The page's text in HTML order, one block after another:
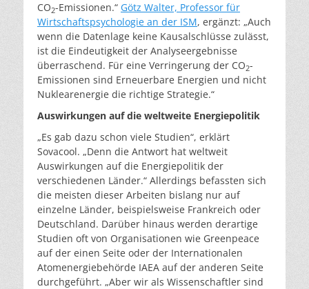
CO2-Emissionen.“ Götz Walter, Professor für
Wirtschaftspsychologie an der ISM, ergänzt: „Auch
wenn die Datenlage keine Kausalschlüsse zulässt,
ist die Eindeutigkeit der Analyseergebnisse
überraschend. Für eine Verringerung der CO2-
Emissionen sind Erneuerbare Energien und nicht
Nuklearenergie die richtige Strategie.“
Auswirkungen auf die weltweite Energiepolitik
„Es gab dazu schon viele Studien“, erklärt
Sovacool. „Denn die Antwort hat weltweit
Auswirkungen auf die Energiepolitik der
verschiedenen Länder.“ Allerdings befassten sich
die meisten dieser Arbeiten bislang nur auf
einzelne Länder, beispielsweise Frankreich oder
Deutschland. Darüber hinaus werden derartige
Studien oft von Organisationen wie Greenpeace
auf der einen Seite oder der Internationalen
Atomenergiebehörde IAEA auf der anderen Seite
durchgeführt. „Aber wir als Wissenschaftler sind